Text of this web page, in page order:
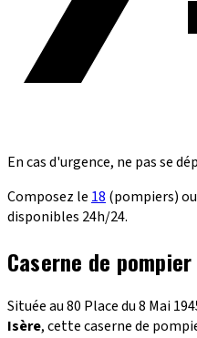
En cas d'urgence, ne pas se
Composez le 18 (pompiers)
disponibles 24h/24.
Caserne de
Située au 80 Place du 8 Mai
Isère, cette caserne de